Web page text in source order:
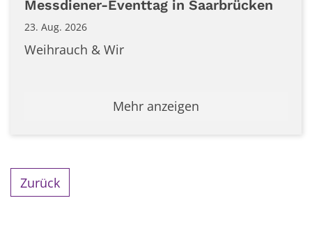
Messdiener-Eventtag in Saarbrücken
23. Aug. 2026
Weihrauch & Wir
Mehr anzeigen
Zurück